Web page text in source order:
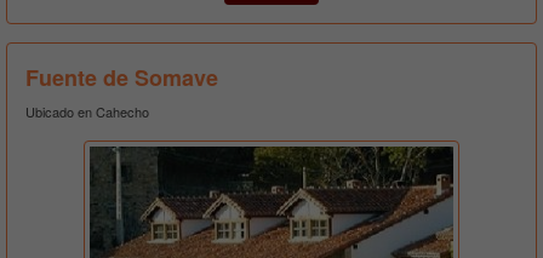
Fuente de Somave
Ubicado en Cahecho